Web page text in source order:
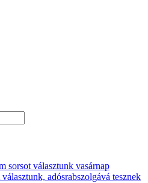
sorsot választunk vasárnap
adósrabszolgává tesznek